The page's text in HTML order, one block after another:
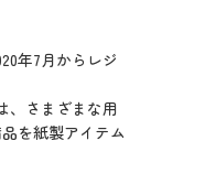
年7月からレジ
、さまざまな用
を紙製アイテム